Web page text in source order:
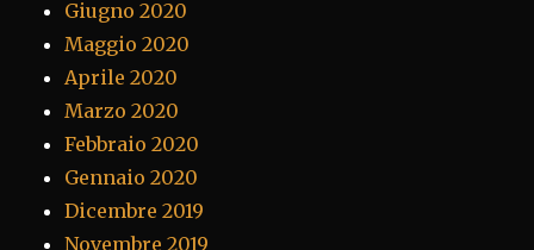
Giugno 2020
Maggio 2020
Aprile 2020
Marzo 2020
Febbraio 2020
Gennaio 2020
Dicembre 2019
Novembre 2019